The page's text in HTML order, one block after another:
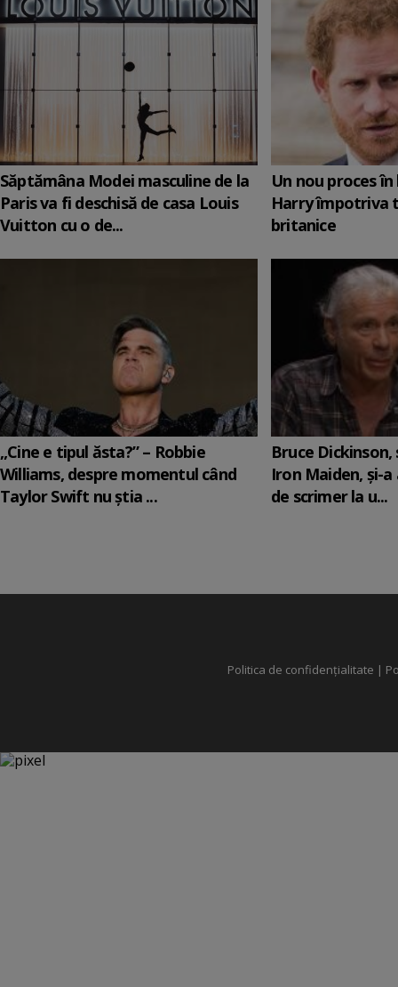
Săptămâna Modei masculine de la
Paris va fi deschisă de casa Louis
Vuitton cu o de...
Un nou proces
Harry împotriva
britanice
„Cine e tipul ăsta?” – Robbie
Williams, despre momentul când
Taylor Swift nu știa ...
Bruce
Iron Maiden, şi-
de scrimer la u...
Politica de confidențialitate |